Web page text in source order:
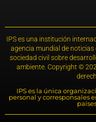
IPS es una institución
agencia mundial de noticias
sociedad civil sobre
ambiente. Copyright ©
IPS es la única
personal y corresponsales